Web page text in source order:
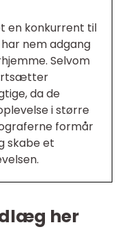
en konkurrent til
nem adgang
Selvom
da de
i større
formår
skabe et
her